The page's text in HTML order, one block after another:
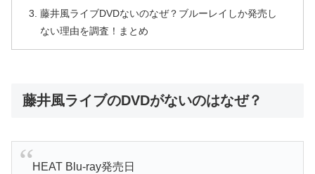
藤井風ライブDVDないのなぜ？ブルーレイしか発売し
ない理由を調査！まとめ
藤井風ライブのDVDがないのはなぜ？
HEAT Blu-ray発売日